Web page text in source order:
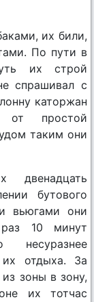
их били,
По пути в
их строй
спрашивал с
каторжан
от простой
таким они
двенадцать
бутового
вьюгами они
10 минут
их отдыха. За
зоны в зону,
их тотчас